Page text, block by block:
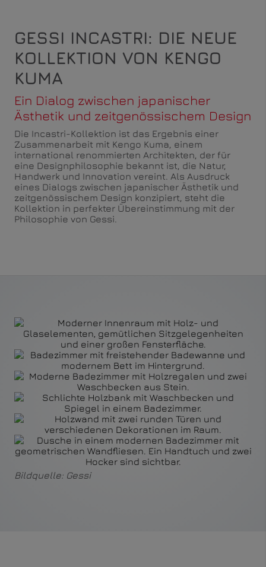
GESSI INCASTRI: DIE NEUE
KOLLEKTION VON KENGO
KUMA
Ein Dialog zwischen japanischer
Ästhetik und zeitgenössischem Design
Die Incastri-Kollektion ist das Ergebnis einer
Zusammenarbeit mit Kengo Kuma, einem
international renommierten Architekten, der für
eine Designphilosophie bekannt ist, die Natur,
Handwerk und Innovation vereint. Als Ausdruck
eines Dialogs zwischen japanischer Ästhetik und
zeitgenössischem Design konzipiert, steht die
Kollektion in perfekter Übereinstimmung mit der
Philosophie von Gessi.
Bildquelle: Gessi